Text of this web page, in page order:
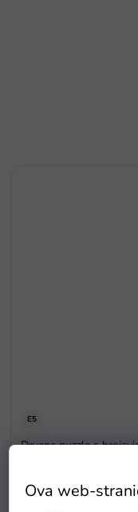
Ova web-
E5
Drvene puzzle s